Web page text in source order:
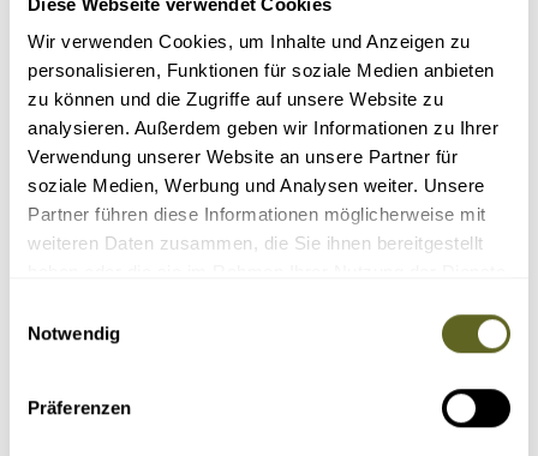
Wir verwenden Cookies, um Inhalte und Anzeigen zu
personalisieren, Funktionen für soziale Medien anbieten
zu können und die Zugriffe auf unsere Website zu
analysieren. Außerdem geben wir Informationen zu Ihrer
Verwendung unserer Website an unsere Partner für
soziale Medien, Werbung und Analysen weiter. Unsere
Partner führen diese Informationen möglicherweise mit
weiteren Daten zusammen, die Sie ihnen bereitgestellt
Notwendig
Präferenzen
Reisecode: ASNP112
21 Tage
ab 1.929 Euro zzgl. Flug
Detailprogramm
Anfragen
ÄHNLICHE REISEN, VERLÄNGERUNGEN &